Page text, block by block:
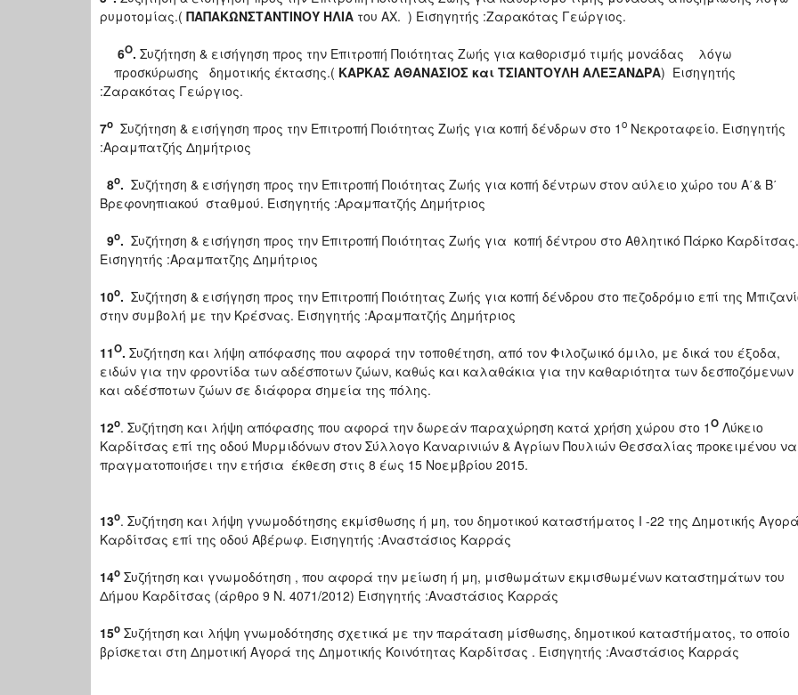
ρυμοτομίας.( ΠΑΠΑΚΩΝΣΤΑΝΤΙΝΟΥ ΗΛΙΑ του ΑΧ. ) Εισηγητής :Ζαρακότας Γεώργιος.
6Ο. Συζήτηση & εισήγηση προς την Επιτροπή Ποιότητας Ζωής για καθορισμό τιμής μονάδας λόγω
προσκύρωσης δημοτικής έκτασης.( ΚΑΡΚΑΣ ΑΘΑΝΑΣΙΟΣ και ΤΣΙΑΝΤΟΥΛΗ ΑΛΕΞΑΝΔΡΑ) Εισηγητής
:Ζαρακότας Γεώργιος.
7o Συζήτηση & εισήγηση προς την Επιτροπή Ποιότητας Ζωής για κοπή δένδρων στο 1ο Νεκροταφείο. Εισηγητής
:Αραμπατζής Δημήτριος
8o. Συζήτηση & εισήγηση προς την Επιτροπή Ποιότητας Ζωής για κοπή δέντρων στον αύλειο χώρο του Α΄& Β΄
Βρεφονηπιακού σταθμού. Εισηγητής :Αραμπατζής Δημήτριος
9o. Συζήτηση & εισήγηση προς την Επιτροπή Ποιότητας Ζωής για κοπή δέντρου στο Αθλητικό Πάρκο Καρδίτσας.
Εισηγητής :Αραμπατζης Δημήτριος
10o. Συζήτηση & εισήγηση προς την Επιτροπή Ποιότητας Ζωής για κοπή δένδρου στο πεζοδρόμιο επί της
στην συμβολή με την Κρέσνας. Εισηγητής :Αραμπατζής Δημήτριος
11Ο. Συζήτηση και λήψη απόφασης που αφορά την τοποθέτηση, από τον Φιλοζωικό όμιλο, με δικά του έξοδα,
ειδών για την φροντίδα των αδέσποτων ζώων, καθώς και καλαθάκια για την καθαριότητα των δεσποζόμενων
και αδέσποτων ζώων σε διάφορα σημεία της πόλης.
12ο. Συζήτηση και λήψη απόφασης που αφορά την δωρεάν παραχώρηση κατά χρήση χώρου στο 1Ο Λύκειο
Καρδίτσας επί της οδού Μυρμιδόνων στον Σύλλογο Καναρινιών & Αγρίων Πουλιών Θεσσαλίας προκειμένου να
πραγματοποιήσει την ετήσια έκθεση στις 8 έως 15 Νοεμβρίου 2015.
13ο. Συζήτηση και λήψη γνωμοδότησης εκμίσθωσης ή μη, του δημοτικού καταστήματος Ι -22 της Δημοτικής
Καρδίτσας επί της οδού Αβέρωφ. Εισηγητής :Αναστάσιος Καρράς
14o Συζήτηση και γνωμοδότηση , που αφορά την μείωση ή μη, μισθωμάτων εκμισθωμένων καταστημάτων του
Δήμου Καρδίτσας (άρθρο 9 Ν. 4071/2012) Εισηγητής :Αναστάσιος Καρράς
15o Συζήτηση και λήψη γνωμοδότησης σχετικά με την παράταση μίσθωσης, δημοτικού καταστήματος, το οποίο
βρίσκεται στη Δημοτική Αγορά της Δημοτικής Κοινότητας Καρδίτσας . Εισηγητής :Αναστάσιος Καρράς